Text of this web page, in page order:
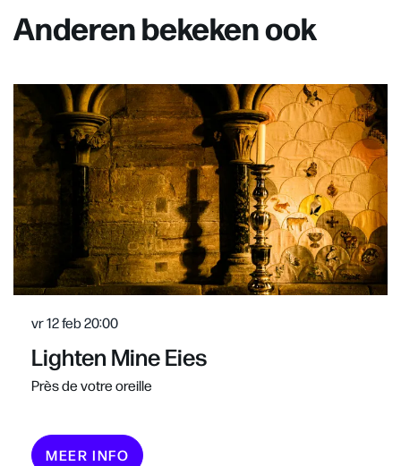
Anderen bekeken ook
Lighten Mine Eies
Près de votre oreille
vr 12 feb20:00
MEER INFO